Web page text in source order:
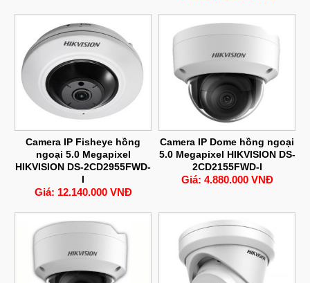
Camera IP Fisheye hồng
ngoại 5.0 Megapixel
HIKVISION DS-2CD2955FWD-
I
Giá: 12.140.000 VNĐ
Camera IP Dome hồng ngoại
5.0 Megapixel HIKVISION DS-
2CD2155FWD-I
Giá: 4.880.000 VNĐ